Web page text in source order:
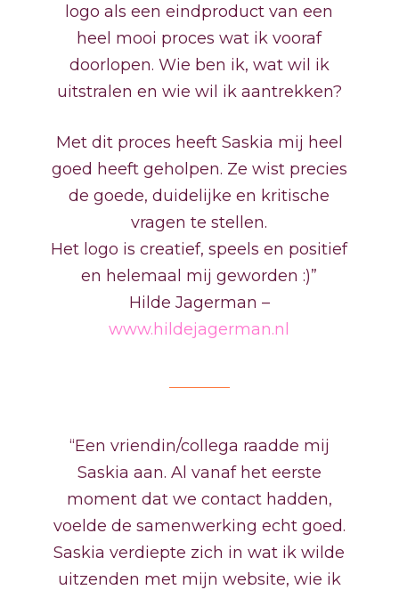
logo als een eindproduct van een
heel mooi proces wat ik vooraf
doorlopen. Wie ben ik, wat wil ik
uitstralen en wie wil ik aantrekken?
Met dit proces heeft Saskia mij heel
goed heeft geholpen. Ze wist precies
de goede, duidelijke en kritische
vragen te stellen.
Het logo is creatief, speels en positief
en helemaal mij geworden :)”
Hilde Jagerman –
www.hildejagerman.nl
“Een vriendin/collega raadde mij
Saskia aan. Al vanaf het eerste
moment dat we contact hadden,
voelde de samenwerking echt goed.
Saskia verdiepte zich in wat ik wilde
uitzenden met mijn website, wie ik